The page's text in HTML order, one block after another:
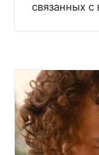
связанных с